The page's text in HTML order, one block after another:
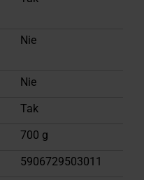
Nie
Nie
Tak
700 g
5906729503011